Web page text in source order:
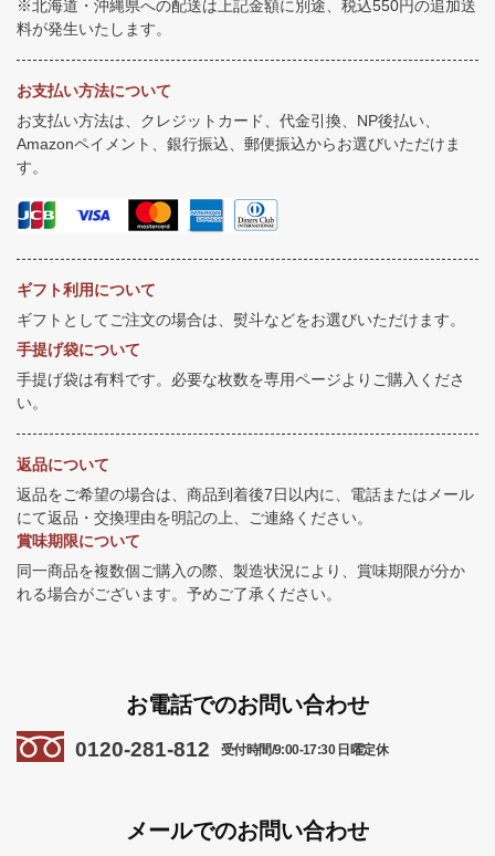
※北海道・沖縄県への配送は上記金額に別途、税込550円の追加送
料が発生いたします。
お支払い方法について
お支払い方法は、クレジットカード、代金引換、NP後払い、
Amazonペイメント、銀行振込、郵便振込からお選びいただけま
す。
ギフト利用について
ギフトとしてご注文の場合は、熨斗などをお選びいただけます。
手提げ袋について
手提げ袋は有料です。必要な枚数を専用ページよりご購入くださ
い。
返品について
返品をご希望の場合は、商品到着後7日以内に、電話またはメール
にて返品・交換理由を明記の上、ご連絡ください。
賞味期限について
同一商品を複数個ご購入の際、製造状況により、賞味期限が分か
れる場合がございます。予めご了承ください。
お電話でのお問い合わせ
0120-281-812 受付時間/9:00-17:30 日曜定休
メールでのお問い合わせ